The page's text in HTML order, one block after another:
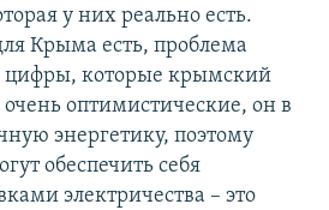
у них реально есть.
Крыма есть, проблема
цифры, которые крымский
очень оптимистические, он в
энергетику, поэтому
обеспечить себя
электричества – это